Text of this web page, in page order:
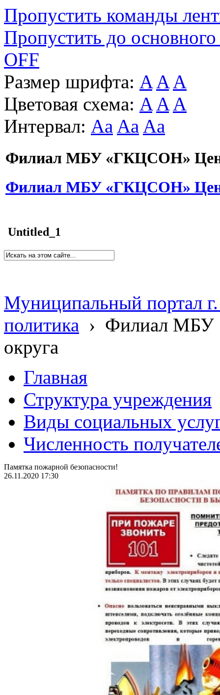
Пропустить команды
Пропустить до основного
OFF
Размер шрифта: A A A
Цветовая схема: A A A
Интервал: Aa Aa Aa
Филиал МБУ «ГКЦСОН»
Филиал МБУ «ГКЦСОН»
Untitled_1
Муниципальный портал
политика › Филиал МБУ
округа
Главная
Структура учреждения
Виды социальных
Численность
Памятка пожарной безопасности!
26.11.2020 17:30